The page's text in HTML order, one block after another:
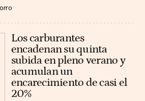
Los carburantes
encadenan su quinta
subida en pleno verano y
acumulan un
encarecimiento de casi el
20%